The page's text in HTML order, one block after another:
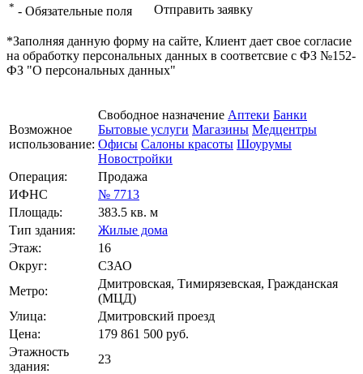
* - Обязательные поля Отправить заявку
*Заполняя данную форму на сайте, Клиент дает свое согласие
на обработку персональных данных в соответсвие с ФЗ №152-
ФЗ "О персональных данных"
Возможное
использование:
Свободное назначение Аптеки Банки
Бытовые услуги Магазины Медцентры
Офисы Салоны красоты Шоурумы
Новостройки
Операция:
Продажа
ИФНС
№ 7713
Площадь:
383.5 кв. м
Тип здания:
Жилые дома
Этаж:
16
Округ:
СЗАО
Метро:
Дмитровская, Тимирязевская, Гражданская
(МЦД)
Улица:
Дмитровский проезд
Цена:
179 861 500 руб.
Этажность
здания:
23